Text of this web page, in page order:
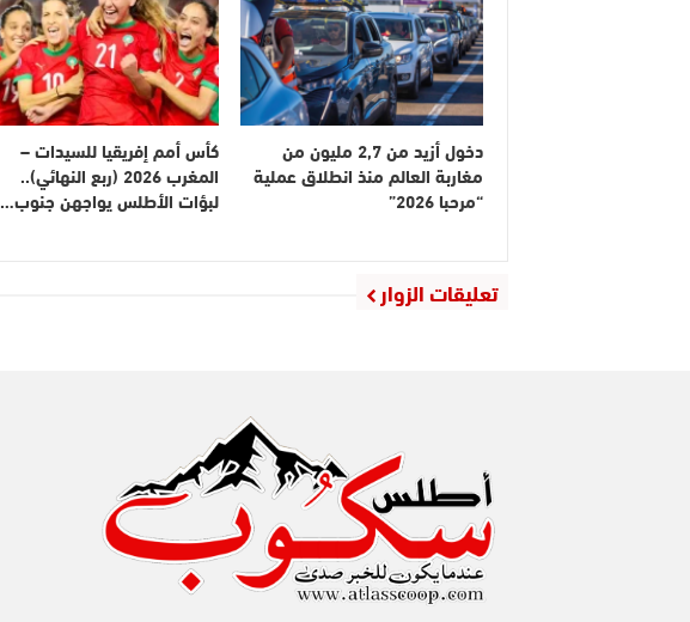
دخول أزيد من 2,7 مليون من
مغاربة العالم منذ انطلاق عملية
“مرحبا 2026”
كأس أمم إفريقيا للسيدات –
المغرب 2026 (ربع النهائي)..
لبؤات الأطلس يواجهن جنوب…
تعليقات الزوار